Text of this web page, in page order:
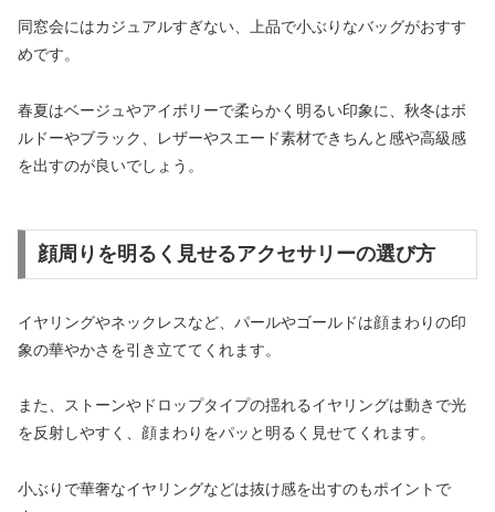
同窓会にはカジュアルすぎない、上品で小ぶりなバッグがおすす
めです。
春夏はベージュやアイボリーで柔らかく明るい印象に、秋冬はボ
ルドーやブラック、レザーやスエード素材できちんと感や高級感
を出すのが良いでしょう。
顔周りを明るく見せるアクセサリーの選び方
イヤリングやネックレスなど、パールやゴールドは顔まわりの印
象の華やかさを引き立ててくれます。
また、ストーンやドロップタイプの揺れるイヤリングは動きで光
を反射しやすく、顔まわりをパッと明るく見せてくれます。
小ぶりで華奢なイヤリングなどは抜け感を出すのもポイントで